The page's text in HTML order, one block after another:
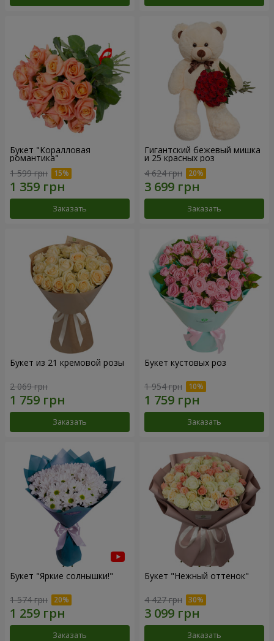
Букет "Коралловая
романтика"
1 599 грн
Заказать
Гигантский бежевый мишка
и 25 красных роз
4 624 грн
Заказать
Букет из 21 кремовой розы
2 069 грн
Заказать
Букет кустовых роз
1 954 грн
Заказать
Букет "Яркие солнышки!"
1 574 грн
Заказать
Букет "Нежный оттенок"
4 427 грн
Заказать